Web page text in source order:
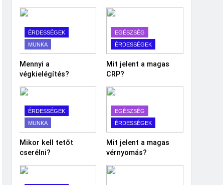
ÉRDESSÉGEK
MUNKA
Mennyi a
végkielégítés?
EGÉSZSÉG
ÉRDESSÉGEK
Mit jelent a magas
CRP?
ÉRDESSÉGEK
MUNKA
Mikor kell tetőt
cserélni?
EGÉSZSÉG
ÉRDESSÉGEK
Mit jelent a magas
vérnyomás?